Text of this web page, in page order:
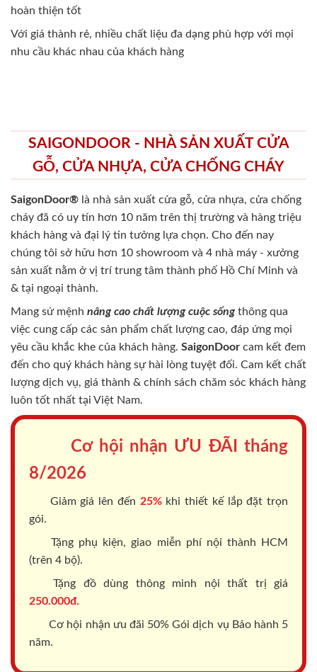
hoàn thiện tốt
Với giá thành rẻ, nhiều chất liệu đa dạng phù hợp với mọi
nhu cầu khác nhau của khách hàng
SAIGONDOOR - NHÀ SẢN XUẤT CỬA
GỖ, CỬA NHỰA, CỬA CHỐNG CHÁY
SaigonDoor® là nhà sản xuất cửa gỗ, cửa nhựa, cửa chống
cháy đã có uy tín hơn 10 năm trên thị trường và hàng triệu
khách hàng và đại lý tin tưởng lựa chọn. Cho đến nay
chúng tôi sở hữu hơn 10 showroom và 4 nhà máy - xưởng
sản xuất nằm ở vị trí trung tâm thành phố Hồ Chí Minh và
& tại ngoại thành.
Mang sứ mệnh nâng cao chất lượng cuộc sốngthông qua
việc cung cấp các sản phẩm chất lượng cao, đáp ứng mọi
yêu cầu khắc khe của khách hàng. SaigonDoor cam kết đem
đến cho quý khách hàng sự hài lòng tuyệt đối. Cam kết chất
lượng dịch vụ, giá thành & chính sách chăm sóc khách hàng
luôn tốt nhất tại Việt Nam.
Cơ hội nhận ƯU ĐÃI tháng
8/2026
Giảm giá lên đến 25%khi thiết kế lắp đặt trọn
gói.
Tặng phụ kiện, giao miễn phí nội thành HCM
(trên 4 bộ).
Tặng đồ dùng thông minh nội thất trị giá
250.000đ.
Cơ hội nhận ưu đãi 50% Gói dịch vụ Bảo hành 5
năm.